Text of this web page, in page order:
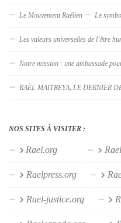
Le Mouvement Raélien Le
Les valeurs universelles de l’être
Notre mission : une ambassade
RAËL MAITREYA, LE DERNIER
NOS SITES À VISITER :
Rael.org
Raelpress.org
Rael-justice.org